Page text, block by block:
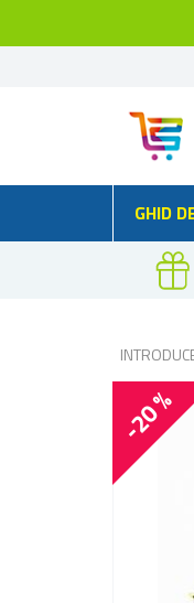
GHID
-20 %